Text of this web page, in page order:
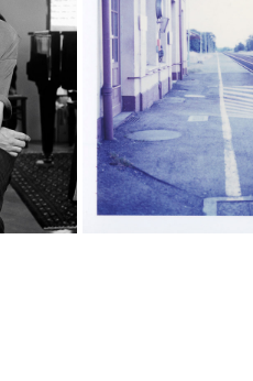
PROLOGUE
À la recherche
[ 2008 ]